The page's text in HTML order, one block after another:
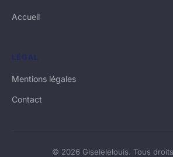
Accueil
LÉGAL
Mentions légales
Contact
© 2026 Giselelelouis. Tous